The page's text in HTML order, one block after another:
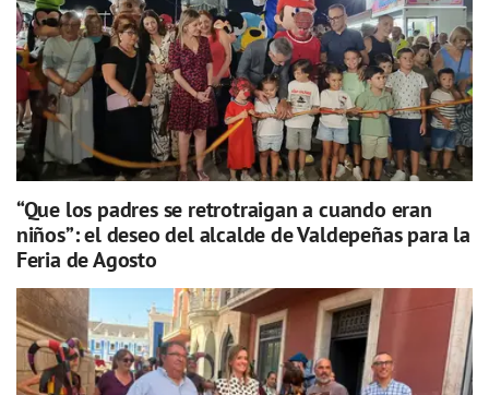
“Que los padres se retrotraigan a cuando eran
niños”: el deseo del alcalde de Valdepeñas para la
Feria de Agosto